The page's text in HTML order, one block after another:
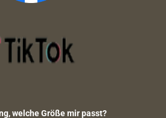
welche Größe mir passt?